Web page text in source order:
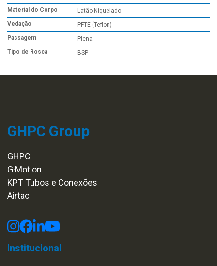
Material do Corpo
Latão Niquelado
Vedação
PFTE (Teflon)
Passagem
Plena
Tipo de Rosca
BSP
GHPC Group
GHPC
G·Motion
KPT Tubos e Conexões
Airtac
Institucional